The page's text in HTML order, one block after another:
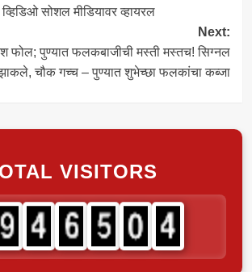
सोशल मीडियावर व्हायरल
Next:
फोल; पुण्यात फलकबाजीची मस्ती मस्तच! सिग्नल
चौक गच्च – पुण्यात शुभेच्छा फलकांचा कब्जा
VISITORS